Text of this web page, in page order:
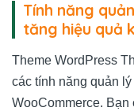
Tính năng
tăng hiệu quả
Theme WordPress
các tính năng quản
WooCommerce. Bạn